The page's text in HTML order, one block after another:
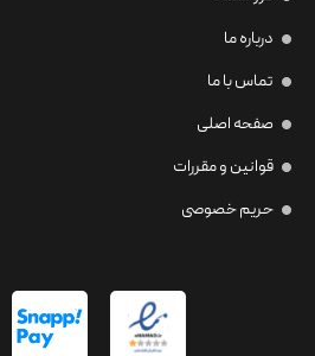
درباره ما
تماس با ما
صفحه اصلی
قوانین و مقررات
حریم خصوصی